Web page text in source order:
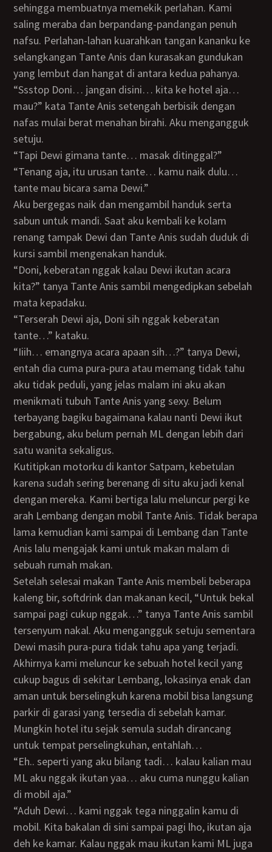
sehingga membuatnya memekik perlahan. Kami
saling meraba dan berpandang-pandangan penuh
nafsu. Perlahan-lahan kuarahkan tangan kananku ke
selangkangan Tante Anis dan kurasakan gundukan
yang lembut dan hangat di antara kedua pahanya.
“Ssstop Doni… jangan disini… kita ke hotel aja…
mau?” kata Tante Anis setengah berbisik dengan
nafas mulai berat menahan birahi. Aku mengangguk
setuju.
“Tapi Dewi gimana tante… masak ditinggal?”
“Tenang aja, itu urusan tante… kamu naik dulu…
tante mau bicara sama Dewi.”
Aku bergegas naik dan mengambil handuk serta
sabun untuk mandi. Saat aku kembali ke kolam
renang tampak Dewi dan Tante Anis sudah duduk di
kursi sambil mengenakan handuk.
“Doni, keberatan nggak kalau Dewi ikutan acara
kita?” tanya Tante Anis sambil mengedipkan sebelah
mata kepadaku.
“Terserah Dewi aja, Doni sih nggak keberatan
tante…” kataku.
“Iiih… emangnya acara apaan sih…?” tanya Dewi,
entah dia cuma pura-pura atau memang tidak tahu
aku tidak peduli, yang jelas malam ini aku akan
menikmati tubuh Tante Anis yang sexy. Belum
terbayang bagiku bagaimana kalau nanti Dewi ikut
bergabung, aku belum pernah ML dengan lebih dari
satu wanita sekaligus.
Kutitipkan motorku di kantor Satpam, kebetulan
karena sudah sering berenang di situ aku jadi kenal
dengan mereka. Kami bertiga lalu meluncur pergi ke
arah Lembang dengan mobil Tante Anis. Tidak berapa
lama kemudian kami sampai di Lembang dan Tante
Anis lalu mengajak kami untuk makan malam di
sebuah rumah makan.
Setelah selesai makan Tante Anis membeli beberapa
kaleng bir, softdrink dan makanan kecil, “Untuk bekal
sampai pagi cukup nggak…” tanya Tante Anis sambil
tersenyum nakal. Aku mengangguk setuju sementara
Dewi masih pura-pura tidak tahu apa yang terjadi.
Akhirnya kami meluncur ke sebuah hotel kecil yang
cukup bagus di sekitar Lembang, lokasinya enak dan
aman untuk berselingkuh karena mobil bisa langsung
parkir di garasi yang tersedia di sebelah kamar.
Mungkin hotel itu sejak semula sudah dirancang
untuk tempat perselingkuhan, entahlah…
“Eh.. seperti yang aku bilang tadi… kalau kalian mau
ML aku nggak ikutan yaa… aku cuma nunggu kalian
di mobil aja.”
“Aduh Dewi… kami nggak tega ninggalin kamu di
mobil. Kita bakalan di sini sampai pagi lho, ikutan aja
deh ke kamar. Kalau nggak mau ikutan kami ML juga